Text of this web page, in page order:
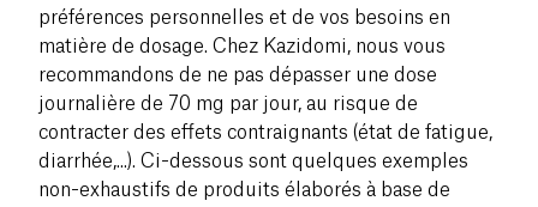
préférences personnelles et de vos besoins en
matière de dosage. Chez Kazidomi, nous vous
recommandons de ne pas dépasser une dose
journalière de 70 mg par jour, au risque de
contracter des effets contraignants (état de fatigue,
diarrhée,...). Ci-dessous sont quelques exemples
non-exhaustifs de produits élaborés à base de